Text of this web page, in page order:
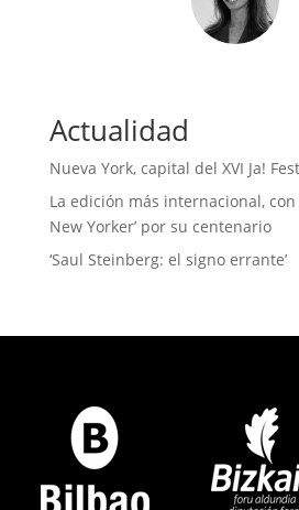
Actualidad
Nueva York, capital del XVI Ja!
La edición más internacional, con
New Yorker’ por su centenario
‘Saul Steinberg: el signo errante’